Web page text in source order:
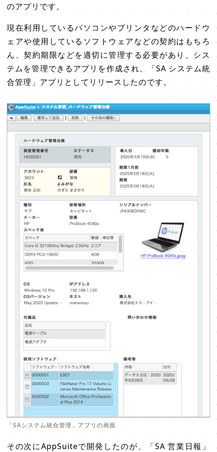
のアプリです。
現在利用しているパソコンやプリンタなどのハードウ
ェアや使用しているソフトウェアなどの契約はもちろ
ん、契約期限などを適切に管理する必要があり、シス
テムを管理できるアプリを作成され、「SA システム統
合管理」アプリとしてリリースしたのです。
「SAシステム統合管理」アプリの画面
その次にAppSuiteで開発したのが、「SA 営業日報」